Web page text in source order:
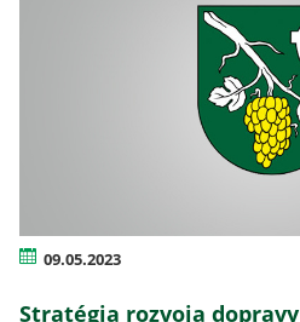
09.05.2023
Stratégia rozvoja